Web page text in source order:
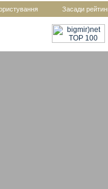
Засади